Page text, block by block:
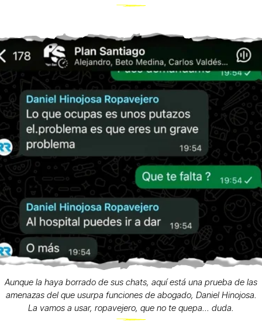
Aunque la haya borrado de sus chats, aquí está una prueba de las
amenazas del que usurpa funciones de abogado, Daniel Hinojosa.
La vamos a usar, ropavejero, que no te quepa... duda.